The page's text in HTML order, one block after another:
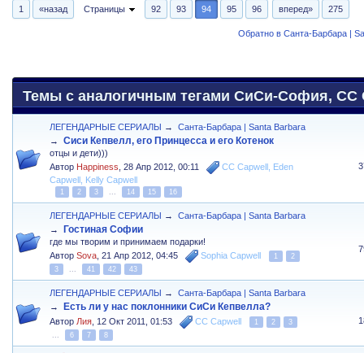
1 «назад Страницы 92 93 94 95 96 вперед» 275
Обратно в Санта-Барбара |
Темы с аналогичным тегами СиСи-София, CC
ЛЕГЕНДАРНЫЕ СЕРИАЛЫ →
Санта-Барбара | Santa Barbara
→
Сиси Кепвелл, его Принцесса и его Котенок
отцы и дети)))
Автор Happiness ,28 Апр 2012, 00:11 CC Capwell Eden
Capwell Kelly Capwell
1 2 3 ... 14 15 16
ЛЕГЕНДАРНЫЕ СЕРИАЛЫ →
Санта-Барбара | Santa Barbara
→
Гостиная Софии
где мы творим и принимаем подарки!
АвторSova ,21 Апр 2012, 04:45 Sophia Capwell 1
2
3
... 41 42 43
ЛЕГЕНДАРНЫЕ СЕРИАЛЫ →
Санта-Барбара | Santa Barbara
→
Есть ли у нас поклонники СиСи Кепвелла?
Автор Лия 12 Окт 2011, 01:53 CC Capwell 1 2
3
...
6 7 8